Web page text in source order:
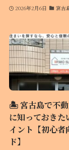
2026年2月6日 宮古
🏝️ 宮古島で不
に知っておきた
イント【初心者
ド】